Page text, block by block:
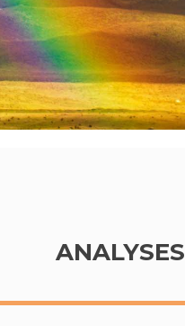
ANALYSES